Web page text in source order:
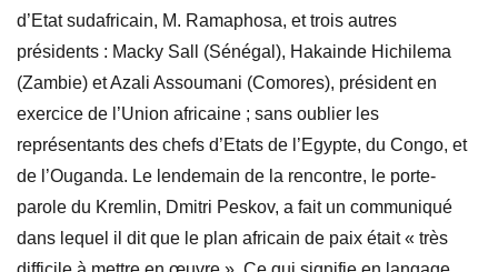
d’Etat sudafricain, M. Ramaphosa, et trois autres
présidents : Macky Sall (Sénégal), Hakainde Hichilema
(Zambie) et Azali Assoumani (Comores), président en
exercice de l’Union africaine ; sans oublier les
représentants des chefs d’Etats de l’Egypte, du Congo, et
de l’Ouganda. Le lendemain de la rencontre, le porte-
parole du Kremlin, Dmitri Peskov, a fait un communiqué
dans lequel il dit que le plan africain de paix était « très